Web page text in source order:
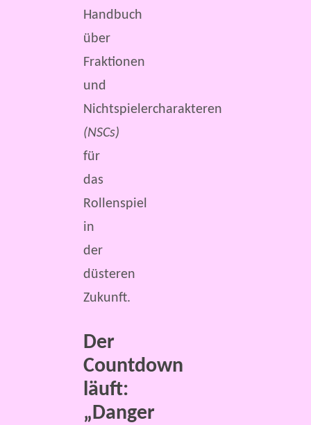
Handbuch
über
Fraktionen
und
Nichtspielercharakteren
(NSCs)
für
das
Rollenspiel
in
der
düsteren
Zukunft.
Der
Countdown
läuft:
„Danger